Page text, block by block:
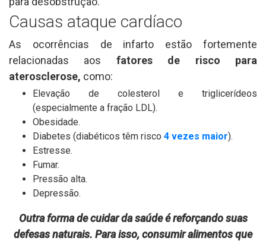
Causas ataque cardíaco
As ocorrências de infarto estão fortemente
relacionadas aos fatores de risco para
aterosclerose, como:
Elevação de colesterol e triglicerídeos
(especialmente a fração LDL).
Obesidade.
Diabetes (diabéticos têm risco 4 vezes maior).
Estresse.
Fumar.
Pressão alta.
Depressão.
Outra forma de cuidar da saúde é reforçando suas
defesas naturais. Para isso, consumir alimentos que